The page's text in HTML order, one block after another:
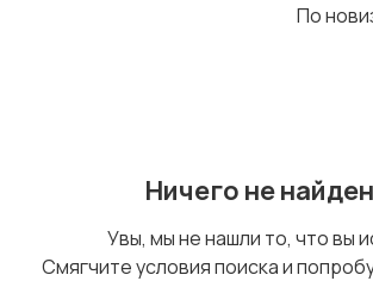
По
Ничего не
Увы, мы не нашли то, что вы
Смягчите условия поиска и